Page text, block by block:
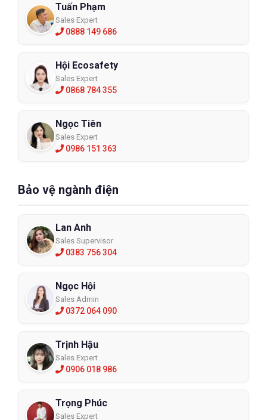
Tuấn Phạm
Sales Expert
0888 149 686
Hội Ecosafety
Sales Expert
0868 784 355
Ngọc Tiên
Sales Expert
0986 151 363
Bảo vệ ngành điện
Lan Anh
Sales Supervisor
0383 756 304
Ngọc Hội
Sales Admin
0372 064 090
Trịnh Hậu
Sales Expert
0906 018 986
Trọng Phúc
Sales Expert